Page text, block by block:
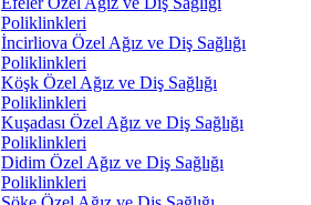
Poliklinkleri
İncirliova Özel Ağız ve Diş Sağlığı
Poliklinkleri
Köşk Özel Ağız ve Diş Sağlığı
Poliklinkleri
Kuşadası Özel Ağız ve Diş Sağlığı
Poliklinkleri
Didim Özel Ağız ve Diş Sağlığı
Poliklinkleri